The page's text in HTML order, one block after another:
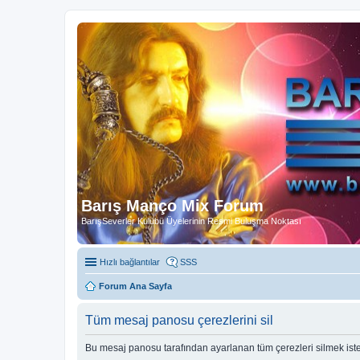
Barış Manço Mix Forum
BarışSeverler Kulübü Üyelerinin Resmi Buluşma Noktası
Hızlı bağlantılar SSS
Forum Ana Sayfa
Tüm mesaj panosu çerezlerini sil
Bu mesaj panosu tarafından ayarlanan tüm çerezleri silmek